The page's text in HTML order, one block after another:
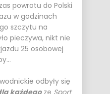
powrotu do Polski
w godzinach
szczytu na
pieczywa, nikt nie
25 osobowej
odbyły się
każdegoze Sport